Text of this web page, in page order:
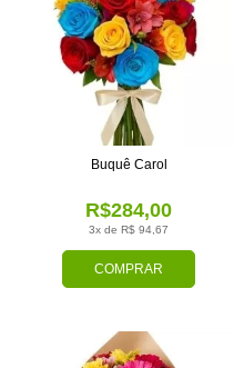
COMPRAR
3x de R$ 94,67
R$284,00
Buquê Carol